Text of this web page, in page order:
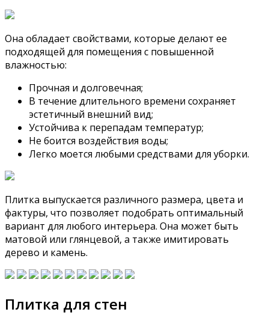
Она обладает свойствами, которые делают ее
подходящей для помещения с повышенной
влажностью:
Прочная и долговечная;
В течение длительного времени сохраняет
эстетичный внешний вид;
Устойчива к перепадам температур;
Не боится воздействия воды;
Легко моется любыми средствами для уборки.
Плитка выпускается различного размера, цвета и
фактуры, что позволяет подобрать оптимальный
вариант для любого интерьера. Она может быть
матовой или глянцевой, а также имитировать
дерево и камень.
Плитка для стен